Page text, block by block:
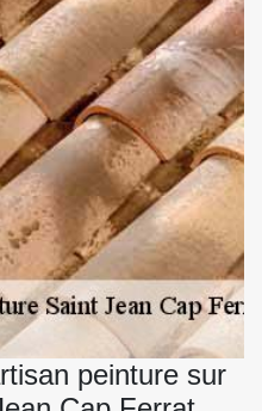
peinture sur